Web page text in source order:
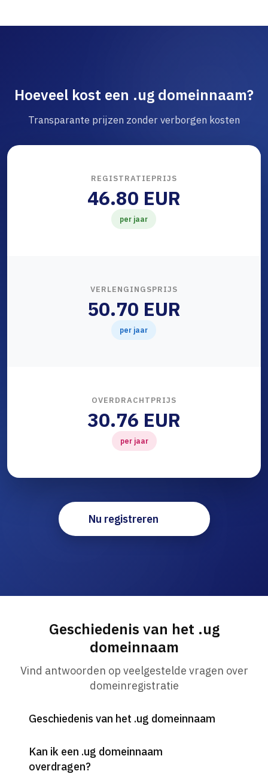
Hoeveel kost een .ug domeinnaam?
Transparante prijzen zonder verborgen kosten
REGISTRATIEPRIJS
46.80 EUR
per jaar
VERLENGINGSPRIJS
50.70 EUR
per jaar
OVERDRACHTPRIJS
30.76 EUR
per jaar
Nu registreren
Geschiedenis van het .ug
domeinnaam
Vind antwoorden op veelgestelde vragen over
domeinregistratie
Geschiedenis van het .ug domeinnaam
Kan ik een .ug domeinnaam
overdragen?